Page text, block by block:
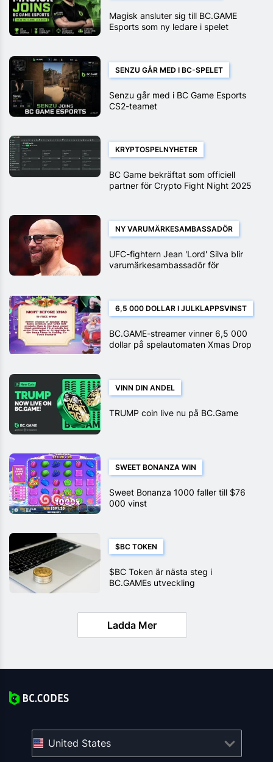
Magisk ansluter sig till BC.GAME
Esports som ny ledare i spelet
SENZU GÅR MED I BC-SPELET
Senzu går med i BC Game Esports
CS2-teamet
KRYPTOSPELNYHETER
BC Game bekräftat som officiell
partner för Crypto Fight Night 2025
NY VARUMÄRKESAMBASSADÖR
UFC-fightern Jean 'Lord' Silva blir
varumärkesambassadör för
6,5 000 DOLLAR I JULKLAPPSVINST
BC.GAME-streamer vinner 6,5 000
dollar på spelautomaten Xmas Drop
VINN DIN ANDEL
TRUMP coin live nu på BC.Game
SWEET BONANZA WIN
Sweet Bonanza 1000 faller till $76
000 vinst
$BC TOKEN
$BC Token är nästa steg i
BC.GAMEs utveckling
Ladda Mer
United States